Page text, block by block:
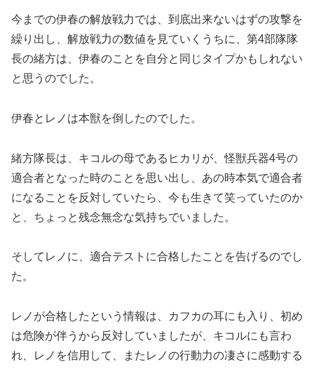
今までの伊春の解放戦力では、到底出来ないはずの攻撃を
繰り出し、解放戦力の数値を見ていくうちに、第4部隊隊
長の緒方は、伊春のことを自分と同じタイプかもしれない
と思うのでした。
伊春とレノは本獣を倒したのでした。
緒方隊長は、キコルの母であるヒカリが、怪獣兵器4号の
適合者となった時のことを思い出し、あの時本気で適合者
になることを反対していたら、今も生きて笑っていたのか
と、ちょっと残念無念な気持ちでいました。
そしてレノに、適合テストに合格したことを告げるのでし
た。
レノが合格したという情報は、カフカの耳にも入り、初め
は危険が伴うから反対していましたが、キコルにも言わ
れ、レノを信用して、またレノの行動力の凄さに感動する